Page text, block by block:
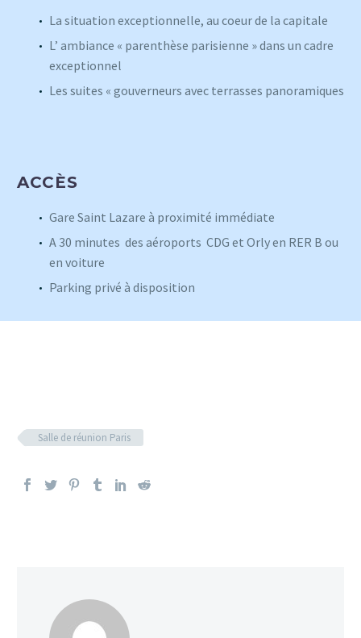
La situation exceptionnelle, au coeur de la capitale
L’ ambiance « parenthèse parisienne » dans un cadre
exceptionnel
Les suites « gouverneurs avec terrasses panoramiques
ACCÈS
Gare Saint Lazare à proximité immédiate
A 30 minutes des aéroports CDG et Orly en RER B ou
en voiture
Parking privé à disposition
Salle de réunion Paris